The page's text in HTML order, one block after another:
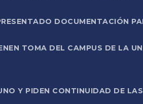
DOCUMENTACIÓN
TOMA DEL CAMPUS DE LA
Y PIDEN CONTINUIDAD DE